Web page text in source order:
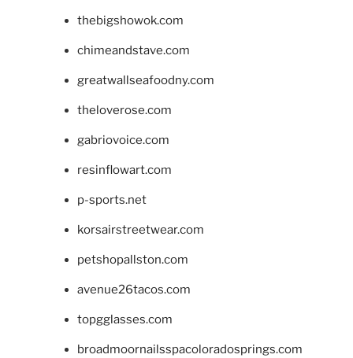
thebigshowok.com
chimeandstave.com
greatwallseafoodny.com
theloverose.com
gabriovoice.com
resinflowart.com
p-sports.net
korsairstreetwear.com
petshopallston.com
avenue26tacos.com
topgglasses.com
broadmoornailsspacoloradosprings.com